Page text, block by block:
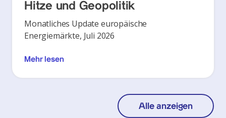
Hitze und Geopolitik
Monatliches Update europäische
Energiemärkte, Juli 2026
Mehr lesen
Alle anzeigen